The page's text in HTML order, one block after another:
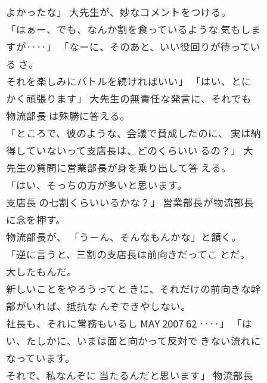
よかったな」 大先生が、妙なコメントをつける。
「はぁー、でも、なんか割を食っているような 気もしま
すが‥‥」 「なーに、そのあと、いい役回りが待ってい
る さ。
それを楽しみにバトルを続ければいい」 「はい、とに
かく頑張ります」 大先生の無責任な発言に、それでも
物流部長 は殊勝に答える。
「ところで、彼のような、会議で賛成したのに、 実は納
得していないって支店長は、どのくらいい るの？」 大
先生の質問に営業部長が身を乗り出して答 える。
「はい、そっちの方が多いと思います。
支店長 の七割くらいいるかな？」 営業部長が物流部長
に念を押す。
物流部長が、 「うーん、そんなもんかな」と頷く。
「逆に言うと、三割の支店長は前向きだってこ とだ。
大したもんだ。
新しいことをやろうってと きに、それだけの前向きな幹
部がいれば、抵抗な んぞできやしない。
社長も、それに常務もいるし MAY 2007 62 ‥‥」 「は
い、たしかに、いまは面と向かって反対で きない流れに
なっています。
それで、私なんぞに 当たるんだと思います」 物流部長